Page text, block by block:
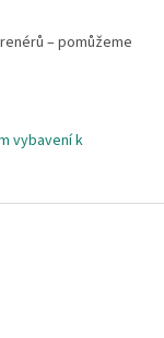
– pomůžeme
vybavení k